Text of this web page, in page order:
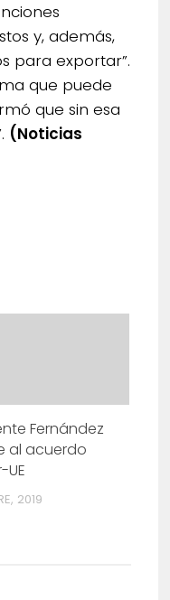
y, además,
para exportar”.
que puede
que sin esa
(Noticias
Fernández
al acuerdo
2019